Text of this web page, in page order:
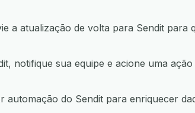
a atualização de volta para Sendit para
notifique sua equipe e acione uma
automação do Sendit para enriquecer